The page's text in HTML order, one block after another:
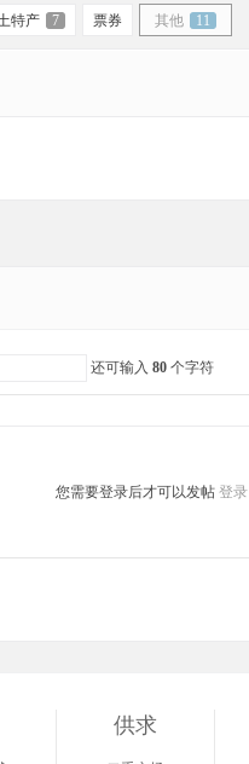
特产 7 票券 其他 11
还可输入 80 个字符
您需要登录后才可以发帖 登录
供求